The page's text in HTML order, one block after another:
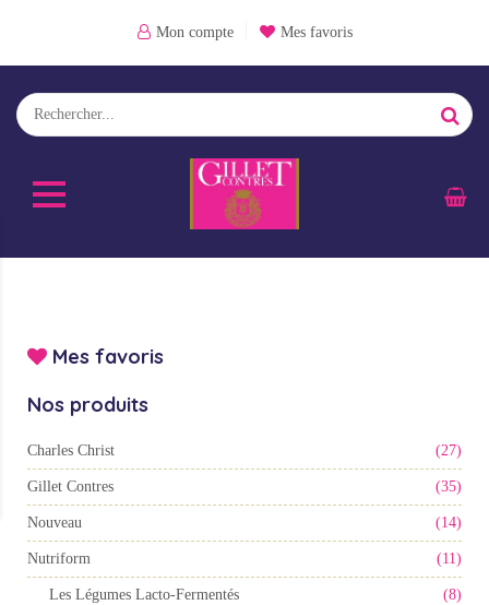
Mon compte Mes favoris
Mes favoris
Nos produits
Charles Christ (27)
Gillet Contres (35)
Nouveau (14)
Nutriform (11)
Les Légumes Lacto-Fermentés (8)